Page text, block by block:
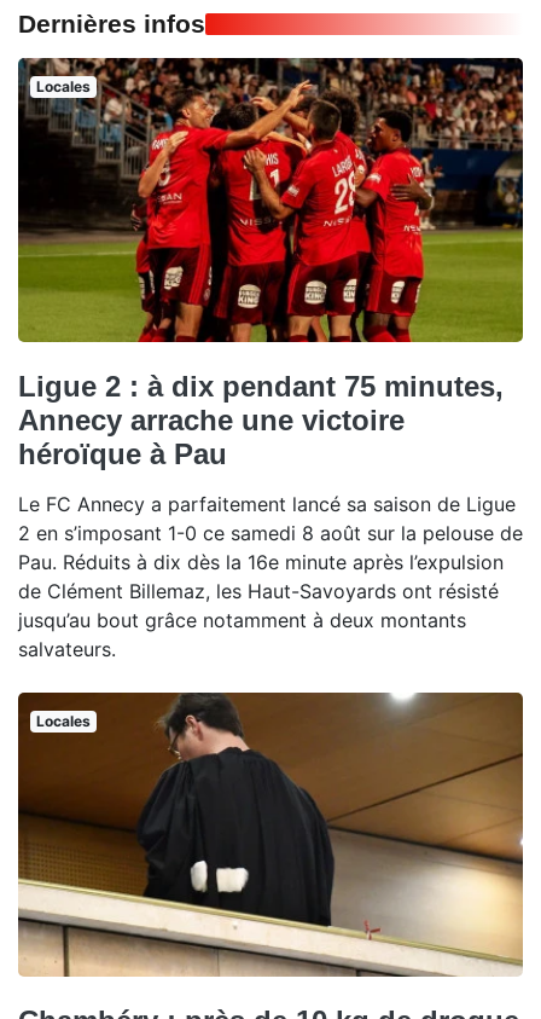
Dernières infos
Locales
Ligue 2 : à dix pendant 75 minutes,
Annecy arrache une victoire
héroïque à Pau
Le FC Annecy a parfaitement lancé sa saison de Ligue
2 en s’imposant 1-0 ce samedi 8 août sur la pelouse de
Pau. Réduits à dix dès la 16e minute après l’expulsion
de Clément Billemaz, les Haut-Savoyards ont résisté
jusqu’au bout grâce notamment à deux montants
salvateurs.
Locales